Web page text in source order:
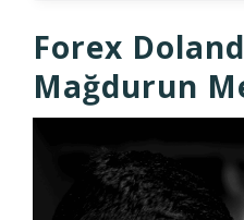
Forex
Mağdurun